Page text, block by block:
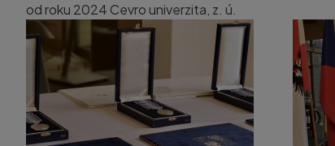
od roku 2024 Cevro univerzita, z. ú.